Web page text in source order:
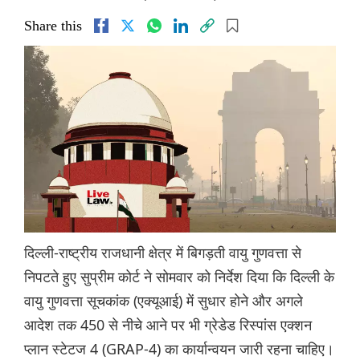
Share this
दिल्ली-राष्ट्रीय राजधानी क्षेत्र में बिगड़ती वायु गुणवत्ता से
निपटते हुए सुप्रीम कोर्ट ने सोमवार को निर्देश दिया कि दिल्ली के
वायु गुणवत्ता सूचकांक (एक्यूआई) में सुधार होने और अगले
आदेश तक 450 से नीचे आने पर भी ग्रेडेड रिस्पांस एक्शन
प्लान स्टेटज 4 (GRAP-4) का कार्यान्वयन जारी रहना चाहिए।